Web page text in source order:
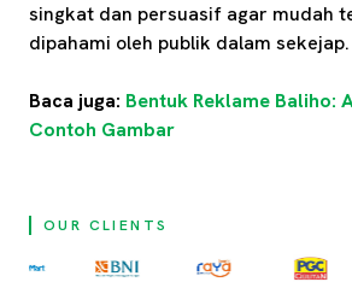
singkat dan persuasif agar mudah
dipahami oleh publik dalam sekejap.
Baca juga: Bentuk Reklame Baliho:
Contoh Gambar
OUR CLIENTS